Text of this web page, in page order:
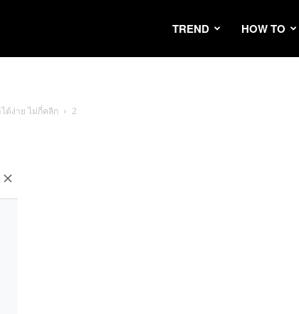
TREND HOW TO
ด้ง่าย ไม่กี่คลิก 2